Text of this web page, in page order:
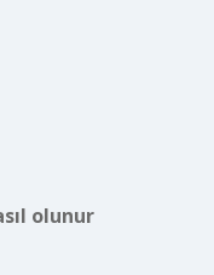
olunur